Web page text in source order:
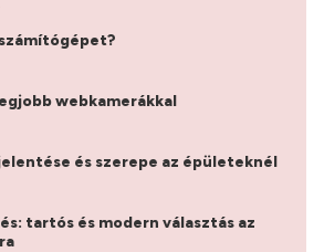
webkamerákkal
és szerepe az épületeknél
tartós és modern választás az